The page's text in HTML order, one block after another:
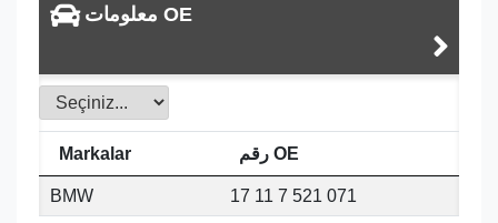
معلومات OE
Markalar رقم OE
BMW 17 11 7 521 071